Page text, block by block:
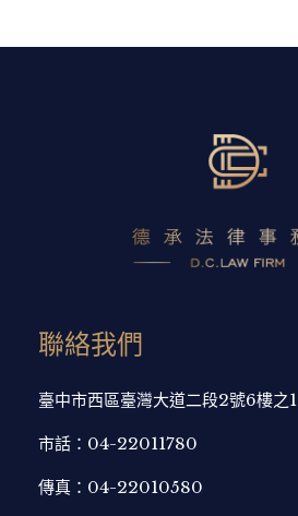
聯絡我們
臺中市西區臺灣大道二段2號6樓之1
市話： 04-22011780
傳真： 04-22010580